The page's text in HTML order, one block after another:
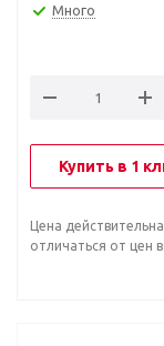
Много
Купить в 1
Цена
отличаться от цен